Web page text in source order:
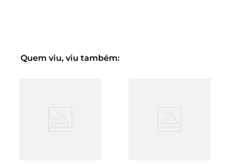
Quem viu, viu também: